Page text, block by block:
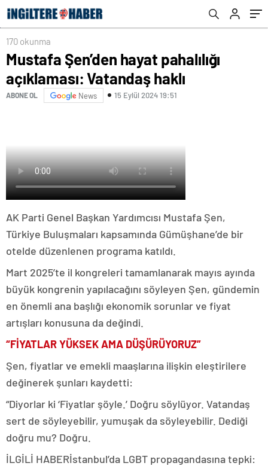
170 okunma
Mustafa Şen’den hayat pahalılığı
açıklaması: Vatandaş haklı
ABONE OL News 15 Eylül 2024 19:51
AK Parti Genel Başkan Yardımcısı Mustafa Şen,
Türkiye Buluşmaları kapsamında Gümüşhane’de bir
otelde düzenlenen programa katıldı.
Mart 2025’te il kongreleri tamamlanarak mayıs ayında
büyük kongrenin yapılacağını söyleyen Şen, gündemin
en önemli ana başlığı ekonomik sorunlar ve fiyat
artışları konusuna da değindi.
“FİYATLAR YÜKSEK AMA DÜŞÜRÜYORUZ”
Şen, fiyatlar ve emekli maaşlarına ilişkin eleştirilere
değinerek şunları kaydetti:
“Diyorlar ki ‘Fiyatlar şöyle.’ Doğru söylüyor. Vatandaş
sert de söyleyebilir, yumuşak da söyleyebilir. Dediği
doğru mu? Doğru.
İLGİLİ HABERİstanbul’da LGBT propagandasına tepki: